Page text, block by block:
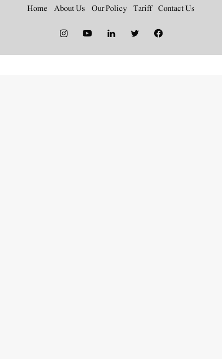
Contact Us
Tariff
Our Policy
About Us
Home
Facebook
Twitter
LinkedIn
YouTube
Instagram